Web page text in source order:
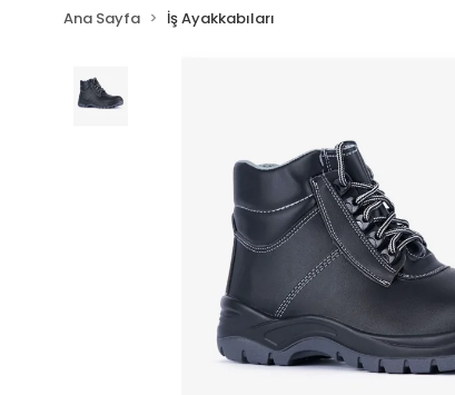
Ana Sayfa İş Ayakkabıları